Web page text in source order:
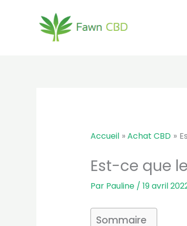
Accueil Achat CBD
Est-ce que
Par Pauline / 19 avril
Sommaire